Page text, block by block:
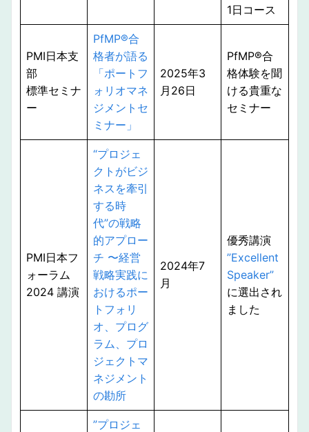
1日コース
PMI日本支
部
標準セミナ
ー
PfMP®︎合
格者が語る
「ポートフ
ォリオマネ
ジメントセ
ミナー」
2025年3
月26日
PfMP®︎合
格体験を聞
ける貴重な
セミナー
PMI日本フ
ォーラム
2024 講演
“プロジェ
クトがビジ
ネスを牽引
する時
代”の戦略
的アプロー
チ 〜経営
戦略実践に
おけるポー
トフォリ
オ、プログ
ラム、プロ
ジェクトマ
ネジメント
の勘所
2024年7
月
優秀講演
”Excellent
Speaker”
に選出され
ました
”プロジェ